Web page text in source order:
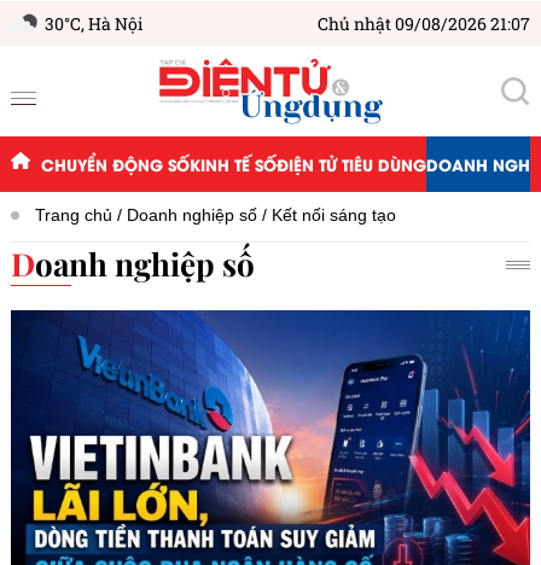
30°C,Hà Nội Chủ nhật 09/08/2026 21:07
CHUYỂN ĐỘNG SỐKINH TẾ SỐĐIỆN TỬ TIÊU DÙNGDOANH
Trang chủ Doanh nghiệp số Kết nối sáng tạo
Doanh nghiệp số